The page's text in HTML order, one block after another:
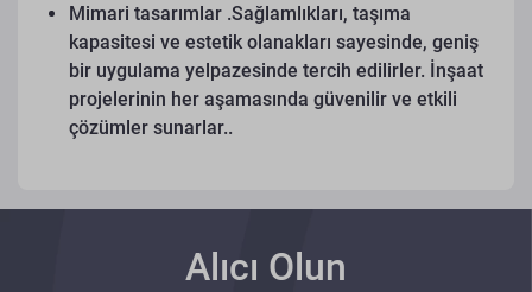
Mimari tasarımlar .Sağlamlıkları, taşıma
kapasitesi ve estetik olanakları sayesinde, geniş
bir uygulama yelpazesinde tercih edilirler. İnşaat
projelerinin her aşamasında güvenilir ve etkili
çözümler sunarlar..
Alıcı Olun